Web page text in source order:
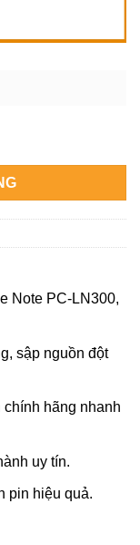
LN500 Chính
Note PC-LN300,
sập nguồn đột
chính hãng nhanh
uy tín.
pin hiệu quả.